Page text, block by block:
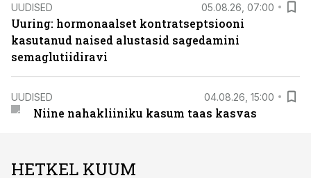
UUDISED 05.08.26, 07:00
Uuring: hormonaalset kontratseptsiooni
kasutanud naised alustasid sagedamini
semaglutiidiravi
UUDISED 04.08.26, 15:00
Niine nahakliiniku kasum taas kasvas
HETKEL KUUM